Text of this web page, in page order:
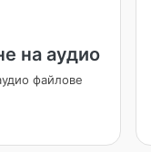
на аудио
файлове